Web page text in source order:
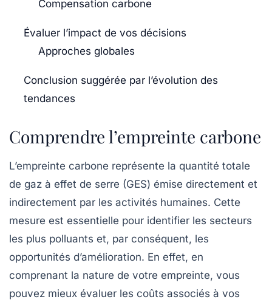
Compensation carbone
Évaluer l’impact de vos décisions
Approches globales
Conclusion suggérée par l’évolution des
tendances
Comprendre l’empreinte carbone
L’empreinte carbone représente la quantité totale
de gaz à effet de serre (GES) émise directement et
indirectement par les activités humaines. Cette
mesure est essentielle pour identifier les secteurs
les plus polluants et, par conséquent, les
opportunités d’amélioration. En effet, en
comprenant la nature de votre empreinte, vous
pouvez mieux évaluer les coûts associés à vos